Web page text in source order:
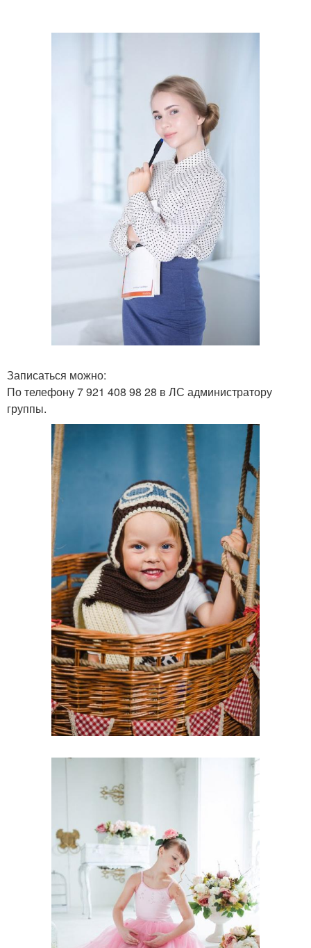
Записаться можно:
По телефону 7 921 408 98 28 в ЛС администратору
группы.